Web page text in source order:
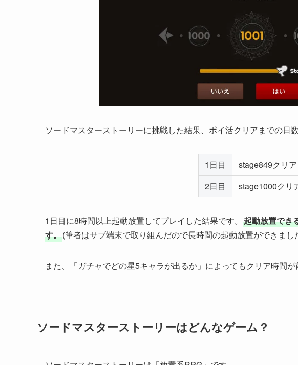
ソードマスターストーリーに挑戦した結果、ポイ活クリアまでの日
1日目
stage849クリア
2日目
stage1000クリ
1日目に8時間以上起動放置してプレイした結果です。 起動放置でき
す。(筆者はサブ端末で取り組んだので長時間の起動放置ができまし
また、「ガチャでどの星5キャラが出るか」によってもクリア時間が
ソードマスターストーリーはどんなゲーム？